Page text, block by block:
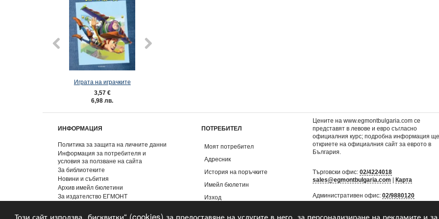
Този сайт използва „бисквитки“ (cookies) за предоставяне на услугите в него, за персонализиране на рекламите и
Играта на играчките
3,57 €
6,98 лв.
ИНФОРМАЦИЯ
Политика за защита на личните данни
Информация за потребителя и
условия за ползване на сайта
За библиотеките
Новини и събития
Архив имейл бюлетини
За издателство ЕГМОНТ
ПОТРЕБИТЕЛ
Моят потребител
Адресник
История на поръчките
Имейл бюлетин
Изход
Цените на www.egmontbulgaria.com се
представят в левове и евро съгласно
официалния курс; подробна информация ще
откриете наофициалния сайт за еврото в
България
Търговски офис:02/4224018
sales@egmontbulgaria.com |Карта
Административен офис:02/9880120
mail@egmontbulgaria.com|Карта